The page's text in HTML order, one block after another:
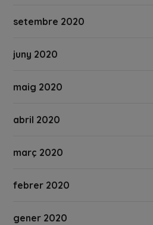
setembre 2020
juny 2020
maig 2020
abril 2020
març 2020
febrer 2020
gener 2020